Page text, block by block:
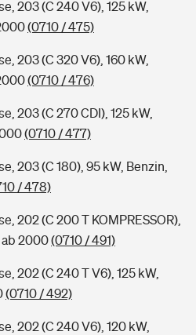
203 (C 240 V6), 125 kW,
(0710 / 475)
203 (C 320 V6), 160 kW,
(0710 / 476)
203 (C 270 CDI), 125 kW,
(0710 / 477)
203 (C 180), 95 kW, Benzin,
/ 478)
202 (C 200 T KOMPRESSOR),
ab 2000(0710 / 491)
202 (C 240 T V6), 125 kW,
(0710 / 492)
202 (C 240 V6), 120 kW,